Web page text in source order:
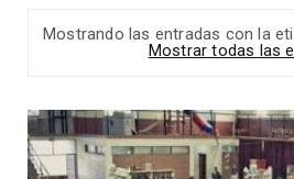
Mostrando las entradas con la
Mostrar todas las